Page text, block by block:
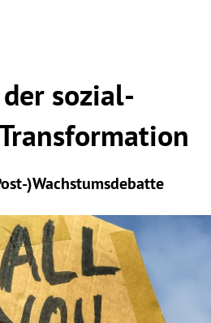
sozial-
)Wachstumsdebatte